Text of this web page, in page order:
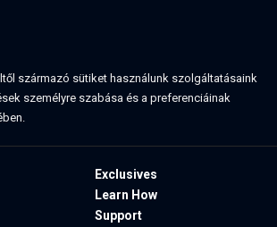
származó sütiket használunk szolgáltatásaink
személyre szabása és a preferenciáinak
Exclusives
Learn How
Support